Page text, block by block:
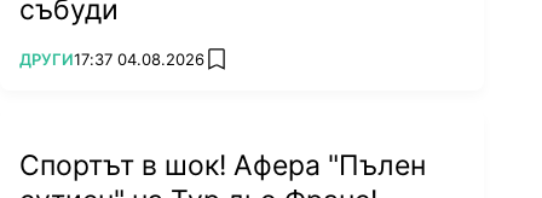
събуди
ПОВЕЧЕ ОТ
ДРУГИ17:37 04.08.2026 add favorites
Спортът в шок! Афера "Пълен